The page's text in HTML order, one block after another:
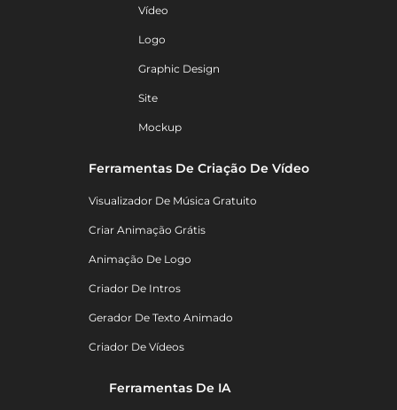
Vídeo
Logo
Graphic Design
Site
Mockup
Ferramentas De Criação De Vídeo
Visualizador De Música Gratuito
Criar Animação Grátis
Animação De Logo
Criador De Intros
Gerador De Texto Animado
Criador De Vídeos
Ferramentas De IA